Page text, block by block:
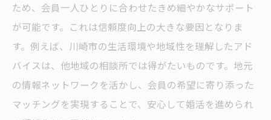
ため、会員一人ひとりに合わせたきめ細やかなサポート
が可能です。これは信頼度向上の大きな要因となりま
す。例えば、川崎市の生活環境や地域性を理解したアド
バイスは、他地域の相談所では得がたいものです。地元
の情報ネットワークを活かし、会員の希望に寄り添った
マッチングを実現することで、安心して婚活を進められ